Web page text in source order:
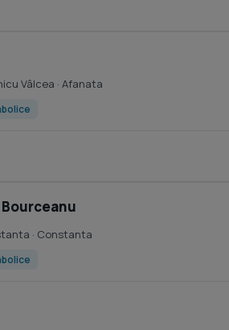
Vâlcea · Afanata
· Constanta